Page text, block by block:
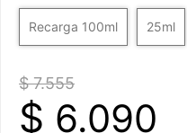
Recarga 100ml 25ml
$ 7.555
$ 6.090